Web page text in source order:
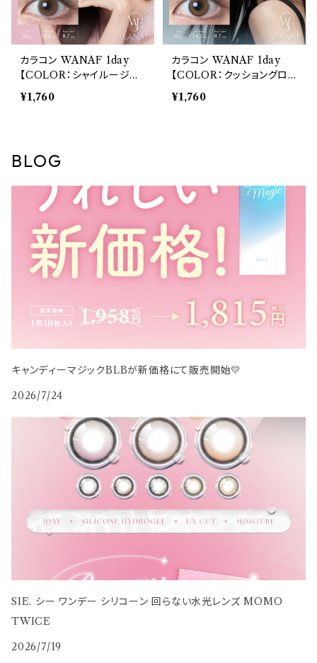
カラコン WANAF 1day
【COLOR：シャイルージュ】
1箱 10枚入 ワナフ ワンデー
キムミンジュ Kim Minju
¥1,760
カラコン WANAF 1day
【COLOR：クッショングロ
ー】1箱 10枚入 ワナフ ワン
デー キムミンジュ Kim Mi
¥1,760
BLOG
キャンディーマジックBLBが新価格にて販売開始💛
2026/7/24
SIE. シー ワンデー シリコーン 回らない水光レンズ MOMO
TWICE
2026/7/19